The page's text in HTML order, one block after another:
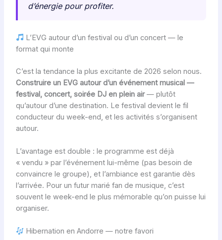
d’énergie pour profiter.
L’EVG autour d’un festival ou d’un concert — le
format qui monte
C’est la tendance la plus excitante de 2026 selon nous.
Construire un EVG autour d’un événement musical —
festival, concert, soirée DJ en plein air— plutôt
qu’autour d’une destination. Le festival devient le fil
conducteur du week-end, et les activités s’organisent
autour.
L’avantage est double : le programme est déjà
« vendu » par l’événement lui-même (pas besoin de
convaincre le groupe), et l’ambiance est garantie dès
l’arrivée. Pour un futur marié fan de musique, c’est
souvent le week-end le plus mémorable qu’on puisse lui
organiser.
Hibernation en Andorre — notre favori